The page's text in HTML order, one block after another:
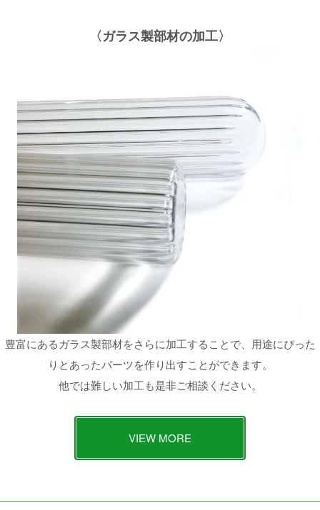
〈ガラス製部材の加工〉
豊富にあるガラス製部材をさらに加工することで、用途にぴった
りとあったパーツを作り出すことができます。
他では難しい加工も是非ご相談ください。
VIEW MORE